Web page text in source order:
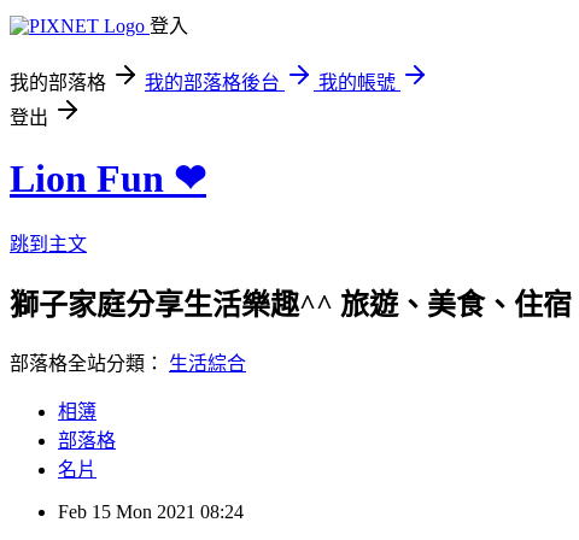
登入
我的部落格 我的部落格後台
我的帳號
登出
Lion Fun ❤
跳到主文
獅子家庭分享生活樂趣^^ 旅遊、美食、住
部落格全站分類： 生活綜合
相簿
部落格
名片
Feb 15 Mon 2021 08:24